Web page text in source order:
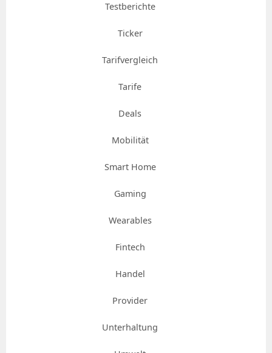
Testberichte
Ticker
Tarifvergleich
Tarife
Deals
Mobilität
Smart Home
Gaming
Wearables
Fintech
Handel
Provider
Unterhaltung